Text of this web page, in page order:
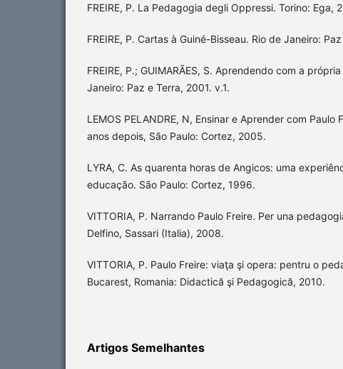
FREIRE, P. La Pedagogia degli Oppressi. Torino: Ega,
FREIRE, P. Cartas à Guiné-Bisseau. Rio de Janeiro:
FREIRE, P.; GUIMARÃES, S. Aprendendo com a
Janeiro: Paz e Terra, 2001. v.1.
LEMOS PELANDRE, N, Ensinar e Aprender com Paulo
anos depois, São Paulo: Cortez, 2005.
LYRA, C. As quarenta horas de Angicos: uma
educação. São Paulo: Cortez, 1996.
VITTORIA, P. Narrando Paulo Freire. Per una
Delfino, Sassari (Italia), 2008.
VITTORIA, P. Paulo Freire: viaţa şi opera: pentru o
Bucarest, Romania: Didactică şi Pedagogică, 2010.
Artigos Semelhantes